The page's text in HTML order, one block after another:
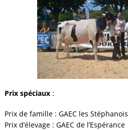
Prix spéciaux:
Prix de famille : GAEC les Stéphanois
Prix d’élevage : GAEC de l’Espérance